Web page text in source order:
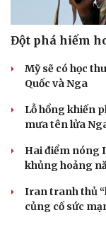
Đột phá hiếm
Mỹ sẽ có học
Quốc và Nga
Lỗ hổng khiến
mưa tên lửa
Hai điểm nóng
khủng hoảng
Iran tranh thủ
củng cố sức